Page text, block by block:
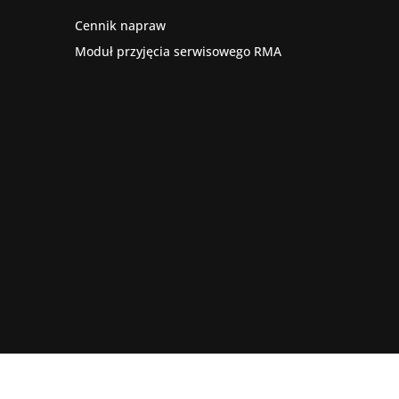
Cennik napraw
Moduł przyjęcia serwisowego RMA